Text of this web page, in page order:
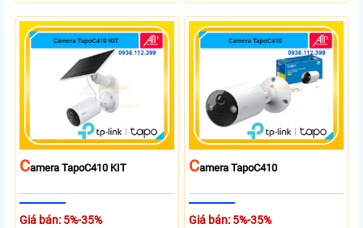
CAmera TapoC410 KIT
Giá bán: 5%-35%
CAmera TapoC410
Giá bán: 5%-35%